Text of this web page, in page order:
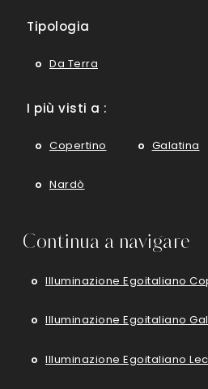
Tipologia
Da Terra
I più visti a :
Copertino Galatina
Nardò
Continua a navigare
Illuminazione Egoitaliano
Illuminazione Egoitaliano
Illuminazione Egoitaliano